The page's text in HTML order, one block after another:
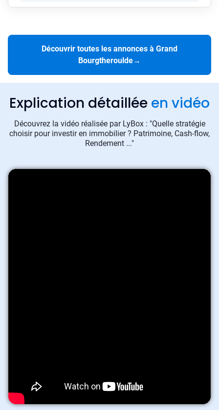
Découvrir toutes les annonces à Grand
Bourgtheroulde→
Explication détaillée en vidéo
Découvrez la vidéo réalisée par LyBox : "Quelle stratégie
choisir pour investir en immobilier ? Patrimoine, Cash-flow,
Rendement ..."